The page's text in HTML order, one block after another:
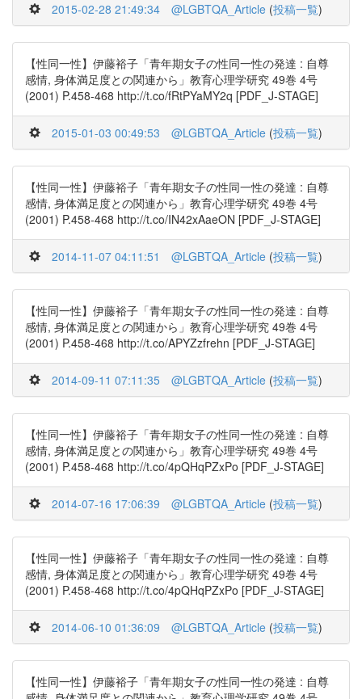
2015-02-28 21:49:34 @LGBTQA_Article (投稿一覧)
【性同一性】伊藤裕子「青年期女子の性同一性の発達 : 自尊
感情, 身体満足度との関連から」教育心理学研究 49巻 4号
(2001) P.458-468 http://t.co/fRtPYaMY2q [PDF_J-STAGE]
2015-01-03 00:49:53 @LGBTQA_Article (投稿一覧)
【性同一性】伊藤裕子「青年期女子の性同一性の発達 : 自尊
感情, 身体満足度との関連から」教育心理学研究 49巻 4号
(2001) P.458-468 http://t.co/IN42xAaeON [PDF_J-STAGE]
2014-11-07 04:11:51 @LGBTQA_Article (投稿一覧)
【性同一性】伊藤裕子「青年期女子の性同一性の発達 : 自尊
感情, 身体満足度との関連から」教育心理学研究 49巻 4号
(2001) P.458-468 http://t.co/APYZzfrehn [PDF_J-STAGE]
2014-09-11 07:11:35 @LGBTQA_Article (投稿一覧)
【性同一性】伊藤裕子「青年期女子の性同一性の発達 : 自尊
感情, 身体満足度との関連から」教育心理学研究 49巻 4号
(2001) P.458-468 http://t.co/4pQHqPZxPo [PDF_J-STAGE]
2014-07-16 17:06:39 @LGBTQA_Article (投稿一覧)
【性同一性】伊藤裕子「青年期女子の性同一性の発達 : 自尊
感情, 身体満足度との関連から」教育心理学研究 49巻 4号
(2001) P.458-468 http://t.co/4pQHqPZxPo [PDF_J-STAGE]
2014-06-10 01:36:09 @LGBTQA_Article (投稿一覧)
【性同一性】伊藤裕子「青年期女子の性同一性の発達 : 自尊